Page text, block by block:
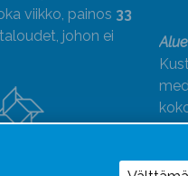
viikko, painos 33
johon ei
Noudatamme